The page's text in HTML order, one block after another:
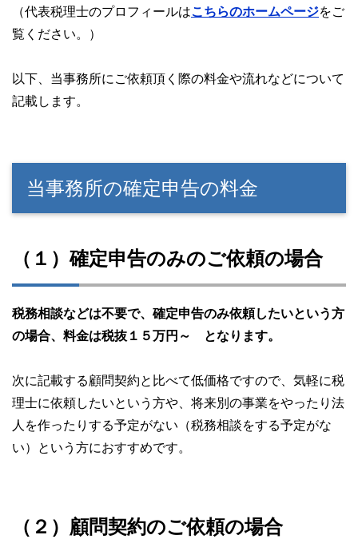
（代表税理士のプロフィールはこちらのホームページをご
覧ください。）
以下、当事務所にご依頼頂く際の料金や流れなどについて
記載します。
当事務所の確定申告の料金
（１）確定申告のみのご依頼の場合
税務相談などは不要で、確定申告のみ依頼したいという方
の場合、料金は税抜１５万円～ となります。
次に記載する顧問契約と比べて低価格ですので、気軽に税
理士に依頼したいという方や、将来別の事業をやったり法
人を作ったりする予定がない（税務相談をする予定がな
い）という方におすすめです。
（２）顧問契約のご依頼の場合